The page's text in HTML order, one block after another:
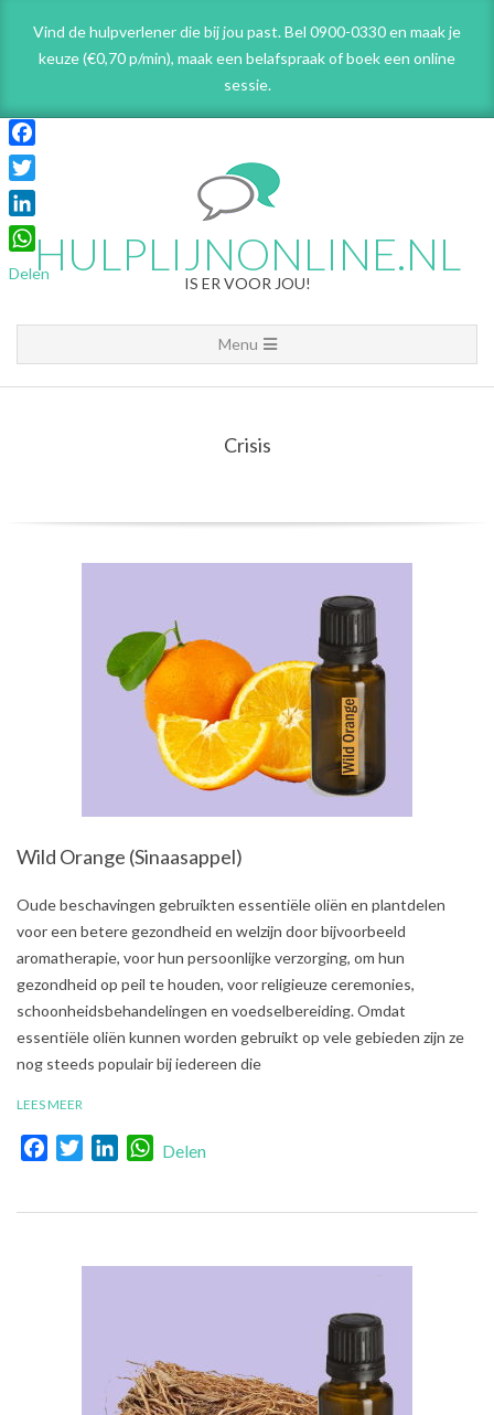
content
Vind de hulpverlener die bij jou past. Bel 0900-0330 en maak je
keuze (€0,70 p/min), maak een belafspraakof boek een online
sessie.
HULPLIJNONLINE.NL
IS ER VOOR JOU!
Navigation
Menu
Menu
Crisis
Wild Orange (Sinaasappel)
2021-
Oude beschavingen gebruikten essentiële oliën en plantdelen
voor een betere gezondheid en welzijn door bijvoorbeeld
aromatherapie, voor hun persoonlijke verzorging, om hun
gezondheid op peil te houden, voor religieuze ceremonies,
schoonheidsbehandelingen en voedselbereiding. Omdat
essentiële oliën kunnen worden gebruikt op vele gebieden zijn ze
nog steeds populair bij iedereen die
LEES MEER
FacebookTwitterLinkedInWhatsApp
Delen
Facebook
Twitter
LinkedIn
WhatsApp
Delen